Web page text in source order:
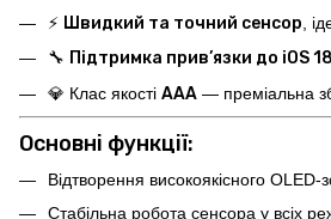
⚡ Швидкий та точний сенсор ,
🔧 Підтримка прив’язки до iOS 18
💎 Клас якості AAA — преміальна
Основні функції:
Відтворення високоякісного OLED-
Стабільна робота сенсора у всіх